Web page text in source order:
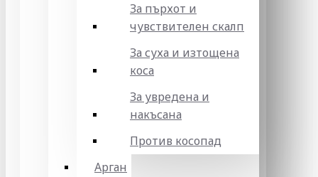
За пърхот и
чувствителен скалп
За суха и изтощена
коса
За увредена и
накъсана
Против косопад
Арган